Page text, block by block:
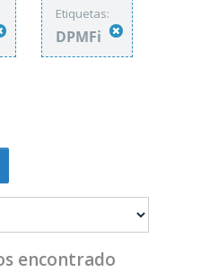
Etiquetas:
DPMFi
encontrado